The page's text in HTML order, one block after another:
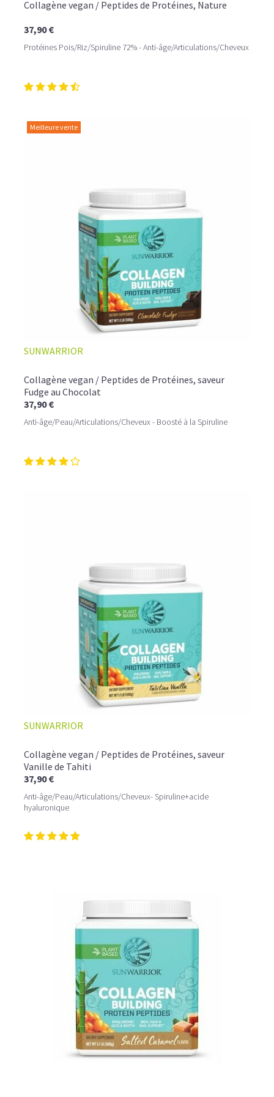
Collagène vegan / Peptides de Protéines, Nature
37,90 €
Protéines Pois/Riz/Spiruline 72% - Anti-âge/Articulations/Cheveux
Meilleure vente
SUNWARRIOR
Collagène vegan / Peptides de Protéines, saveur
Fudge au Chocolat
37,90 €
Anti-âge/Peau/Articulations/Cheveux - Boosté à la Spiruline
SUNWARRIOR
Collagène vegan / Peptides de Protéines, saveur
Vanille de Tahiti
37,90 €
Anti-âge/Peau/Articulations/Cheveux- Spiruline+acide
hyaluronique